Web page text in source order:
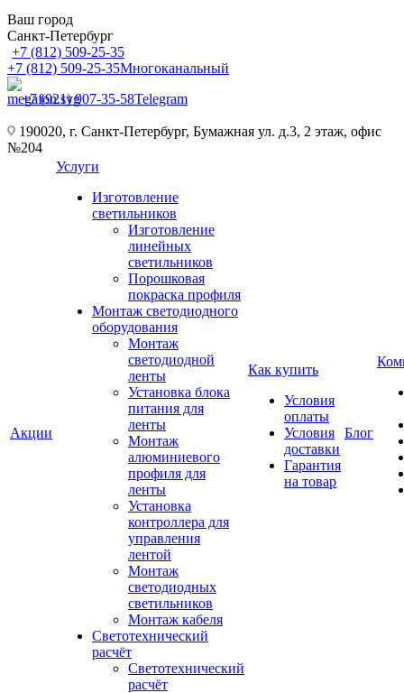
Ваш город
Санкт-Петербург
+7 (812) 509-25-35
+7 (812) 509-25-35Многоканальный
+7 (921) 907-35-58Telegram
190020, г. Санкт-Петербург, Бумажная ул. д.3, 2 этаж, офис
№204
Акции
Услуги
Изготовление
светильников
Изготовление
линейных
светильников
Порошковая
покраска профиля
Монтаж светодиодного
оборудования
Монтаж
светодиодной
ленты
Установка блока
питания для
ленты
Монтаж
алюминиевого
профиля для
ленты
Установка
контроллера для
управления
лентой
Монтаж
светодиодных
светильников
Монтаж кабеля
Светотехнический
расчёт
Светотехнический
расчёт
Как купить
Условия
оплаты
Условия
доставки
Гарантия
на товар
Блог